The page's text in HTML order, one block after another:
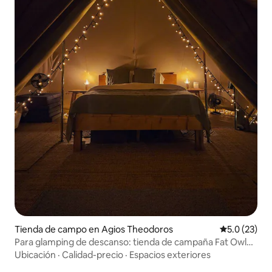
Tienda de campo en Agios Theodoros Calificación
5.0 (23)
Para glamping de descanso: tienda de campaña Fat Owl
con jacuzzi
Ubicación · Calidad-precio · Espacios exteriores